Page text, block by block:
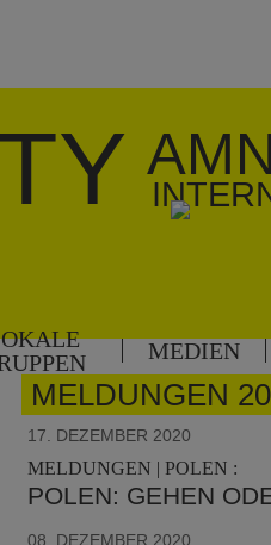
MEDIEN
MELDUNGEN
17. DEZEMBER 2020
MELDUNGEN | POLEN :
POLEN: GEHEN
08. DEZEMBER 2020